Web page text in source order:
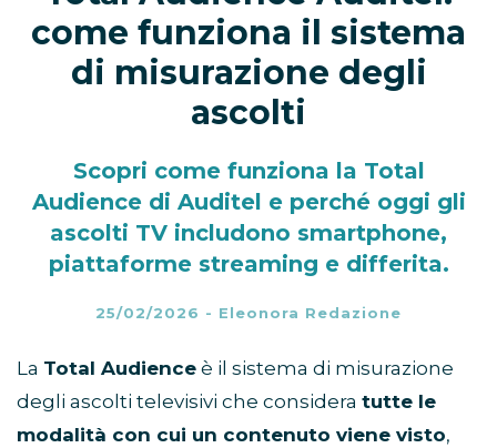
come funziona il sistema
di misurazione degli
ascolti
Scopri come funziona la Total
Audience di Auditel e perché oggi gli
ascolti TV includono smartphone,
piattaforme streaming e differita.
25/02/2026 - Eleonora Redazione
La Total Audience è il sistema di misurazione
degli ascolti televisivi che considera tutte le
modalità con cui un contenuto viene visto,